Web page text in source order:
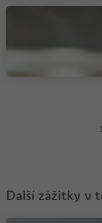
Další zážitky v